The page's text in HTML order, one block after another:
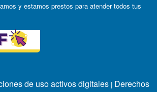
y estamos prestos para atender todos tus
de uso activos digitales | Derechos